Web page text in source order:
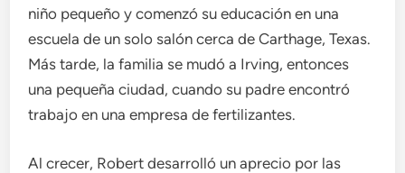
niño pequeño y comenzó su educación en una
escuela de un solo salón cerca de Carthage, Texas.
Más tarde, la familia se mudó a Irving, entonces
una pequeña ciudad, cuando su padre encontró
trabajo en una empresa de fertilizantes.
Al crecer, Robert desarrolló un aprecio por las